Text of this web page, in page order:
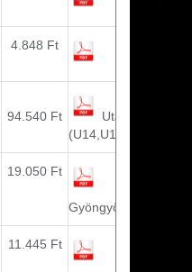
4.848 Ft
94.540 Ft
Utazási költség
(U14,U15 Diósgyőr)
19.050 Ft
Gyöngyös)
11.445 Ft